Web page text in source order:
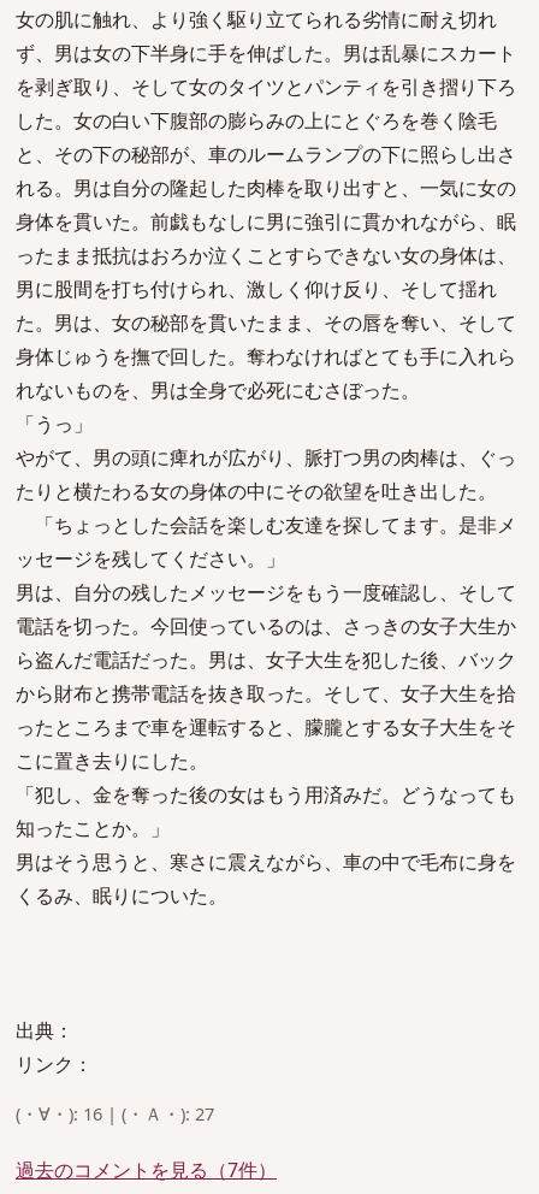
女の肌に触れ、より強く駆り立てられる劣情に耐え切れ
ず、男は女の下半身に手を伸ばした。男は乱暴にスカート
を剥ぎ取り、そして女のタイツとパンティを引き摺り下ろ
した。女の白い下腹部の膨らみの上にとぐろを巻く陰毛
と、その下の秘部が、車のルームランプの下に照らし出さ
れる。男は自分の隆起した肉棒を取り出すと、一気に女の
身体を貫いた。前戯もなしに男に強引に貫かれながら、眠
ったまま抵抗はおろか泣くことすらできない女の身体は、
男に股間を打ち付けられ、激しく仰け反り、そして揺れ
た。男は、女の秘部を貫いたまま、その唇を奪い、そして
身体じゅうを撫で回した。奪わなければとても手に入れら
れないものを、男は全身で必死にむさぼった。
「うっ」
やがて、男の頭に痺れが広がり、脈打つ男の肉棒は、ぐっ
たりと横たわる女の身体の中にその欲望を吐き出した。
「ちょっとした会話を楽しむ友達を探してます。是非メ
ッセージを残してください。」
男は、自分の残したメッセージをもう一度確認し、そして
電話を切った。今回使っているのは、さっきの女子大生か
ら盗んだ電話だった。男は、女子大生を犯した後、バック
から財布と携帯電話を抜き取った。そして、女子大生を拾
ったところまで車を運転すると、朦朧とする女子大生をそ
こに置き去りにした。
「犯し、金を奪った後の女はもう用済みだ。どうなっても
知ったことか。」
男はそう思うと、寒さに震えながら、車の中で毛布に身を
くるみ、眠りについた。
出典：
リンク：
(・∀・): 16 | (・Ａ・): 27
過去のコメントを見る（7件）